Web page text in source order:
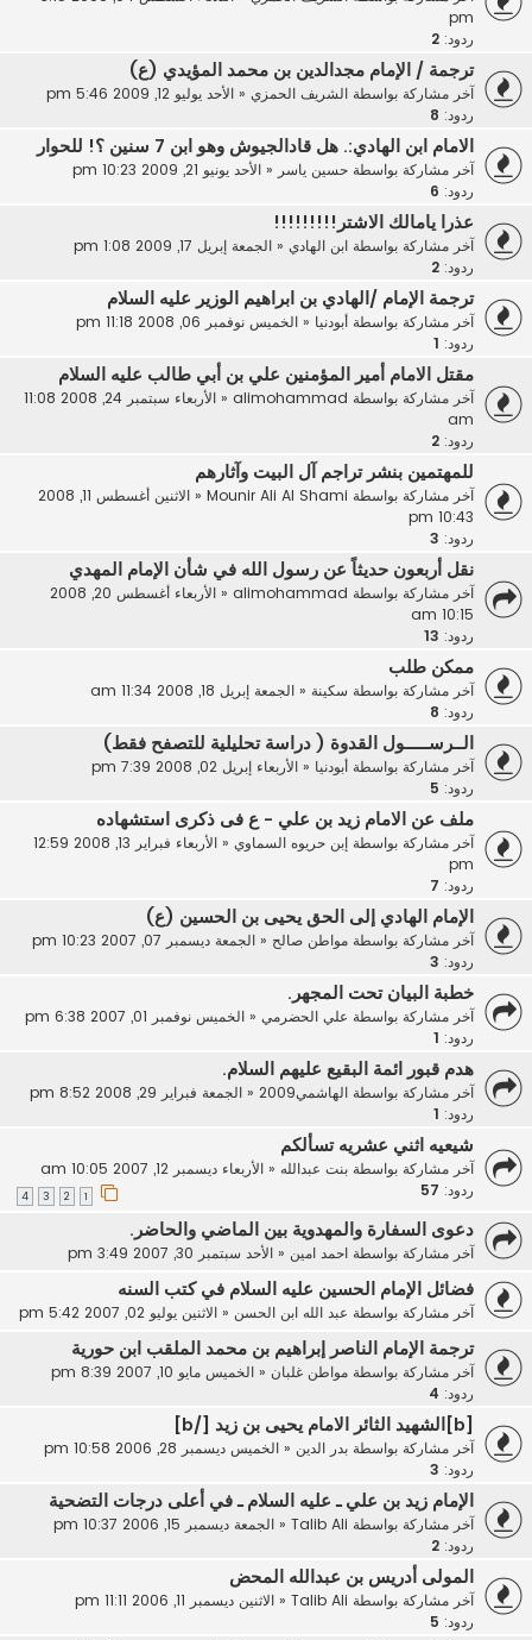
pm
ردود: 2
ترجمة / الإمام مجدالدين بن محمد المؤيدي (ع)
آخر مشاركة بواسطة الشريف الحمزي« الأحد يوليو 12, 2009 5:46 pm
ردود: 8
الامام ابن الهادي:. هل قادالجيوش وهو ابن 7 سنين ؟! للحوار
آخر مشاركة بواسطة حسين ياسر« الأحد يونيو 21, 2009 10:23 pm
ردود: 6
عذرا يامالك الاشتر!!!!!!!!!
آخر مشاركة بواسطة ابن الهادي« الجمعة إبريل 17, 2009 1:08 pm
ردود: 2
ترجمة الإمام /الهادي بن ابراهيم الوزير عليه السلام
آخر مشاركة بواسطة أبودنيا« الخميس نوفمبر 06, 2008 11:18 pm
ردود:
مقتل الامام أمير المؤمنين علي بن أبي طالب عليه السلام
آخر مشاركة بواسطة alimohammad
«
الأربعاء سبتمبر 24, 2008 11:08
am
ردود: 2
للمهتمين بنشر تراجم آل البيت وآثارهم
آخر مشاركة بواسطة Mounir Ali Al Shami
«
الاثنين أغسطس 11, 2008
10:43 pm
ردود: 3
نقل أربعون حديثاً عن رسول الله في شأن الإمام المهدي
آخر مشاركة بواسطة alimohammad
«
الأربعاء أغسطس 20, 2008
10:15 am
ردود: 13
ممكن طلب
آخر مشاركة بواسطة سكينة« الجمعة إبريل 18, 2008 11:34 am
ردود: 8
الــرســـــول القدوة ( دراسة تحليلية للتصفح فقط)
آخر مشاركة بواسطة أبودنيا« الأربعاء إبريل 02, 2008 7:39 pm
ردود: 5
ملف عن الامام زيد بن علي - ع فى ذكرى استشهاده
آخر مشاركة بواسطة إبن حريوه السماوي«
الأربعاء فبراير 13, 2008 12:59
pm
ردود: 7
الإمام الهادي إلى الحق يحيى بن الحسين (ع)
آخر مشاركة بواسطة مواطن صالح« الجمعة ديسمبر 07, 2007 10:23 pm
ردود: 3
خطبة البيان تحت المجهر.
آخر مشاركة بواسطة علي الحضرمي« الخميس نوفمبر 01, 2007 6:38 pm
ردود:
هدم قبور ائمة البقيع عليهم السلام.
آخر مشاركة بواسطة الهاشمي2009 « الجمعة فبراير 29, 2008 8:52 pm
ردود:
شيعيه اثني عشريه تسألكم
آخر مشاركة بواسطة بنت عبدالله« الأربعاء ديسمبر 12, 2007 10:05 am
ردود: 57
3
4
دعوى السفارة والمهدوية بين الماضي والحاضر.
آخر مشاركة بواسطة احمد امين« الأحد سبتمبر 30, 2007 3:49 pm
فضائل الإمام الحسين عليه السلام في كتب السنه
آخر مشاركة بواسطة عبد الله ابن الحسن« الاثنين يوليو 02, 2007 5:42 pm
ترجمة الإمام الناصر إبراهيم بن محمد الملقب ابن حورية
آخر مشاركة بواسطة مواطن غلبان« الخميس مايو 10, 2007 8:39 pm
ردود: 4
آخر مشاركة بواسطة بدر الدين« الخميس ديسمبر 28, 2006 10:58 pm
ردود: 3
الإمام زيد بن علي ـ عليه السلام ـ في أعلى درجات التضحية
آخر مشاركة بواسطة Talib Ali
« الجمعة ديسمبر 15, 2006 10:37 pm
ردود: 2
المولى أدريس بن عبدالله المحض
آخر مشاركة بواسطة Talib Ali
« الاثنين ديسمبر 11, 2006 11:11 pm
ردود: 5